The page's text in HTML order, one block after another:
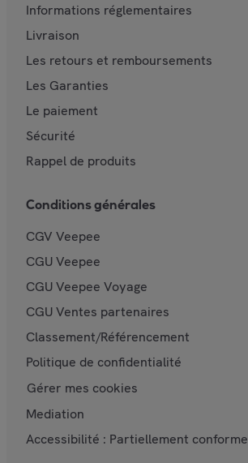
Informations réglementaires
Livraison
Les retours et remboursements
Les Garanties
Le paiement
Sécurité
Rappel de produits
Conditions générales
CGV Veepee
CGU Veepee
CGU Veepee Voyage
CGU Ventes partenaires
Classement/Référencement
Politique de confidentialité
Gérer mes cookies
Mediation
Accessibilité : Partiellement conforme